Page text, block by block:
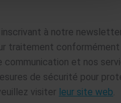
à notre
traitement
communication et nos
de sécurité pour
visiter leur site web.